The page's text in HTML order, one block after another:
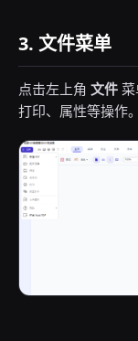
3. 文件菜单
点击左上角 文件 菜
打印、属性等操作。